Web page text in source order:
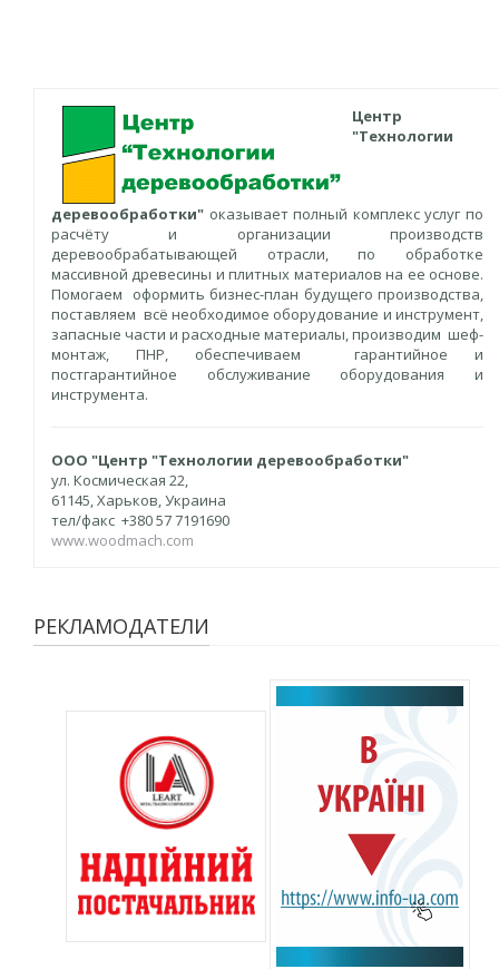
Центр
"Технологии
деревообработки" оказывает полный комплекс услуг по
расчёту и организации производств
деревообрабатывающей отрасли, по обработке
массивной древесины и плитных материалов на ее основе.
Помогаем оформить бизнес-план будущего производства,
поставляем всё необходимое оборудование и инструмент,
запасные части и расходные материалы, производим шеф-
монтаж, ПНР, обеспечиваем гарантийное и
постгарантийное обслуживание оборудования и
инструмента.
ООО "Центр "Технологии деревообработки"
ул. Космическая 22,
61145, Харьков, Украина
тел/факс +380 57 7191690
www.woodmach.com
РЕКЛАМОДАТЕЛИ